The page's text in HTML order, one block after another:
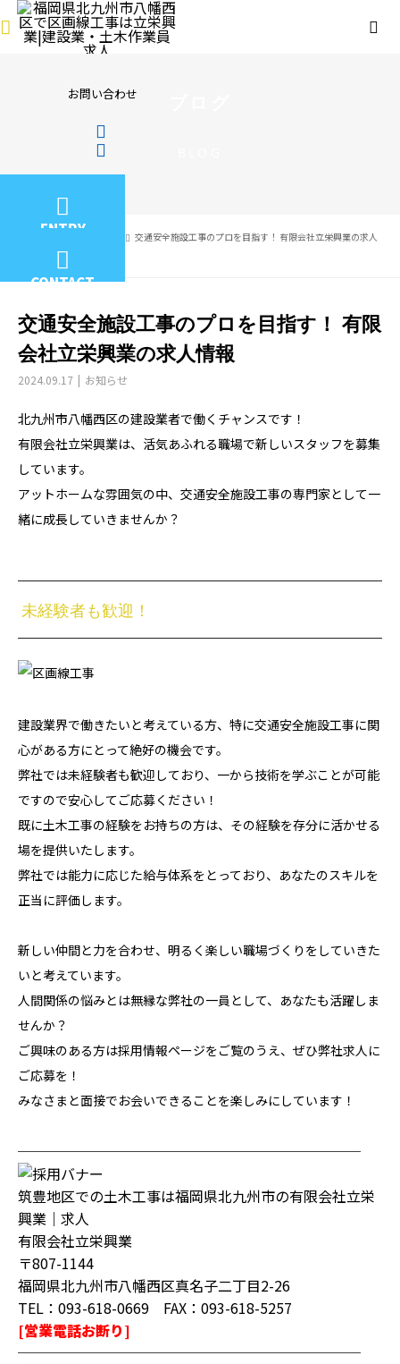
お問い合わせ
ENTRY
CONTACT
交通安全施設工事のプロを目指す！ 有限会社立栄興業の求人
交通安全施設工事のプロを目指す！ 有限
会社立栄興業の求人情報
2024.09.17 お知らせ
北九州市八幡西区の建設業者で働くチャンスです！
有限会社立栄興業は、活気あふれる職場で新しいスタッフを募集
しています。
アットホームな雰囲気の中、交通安全施設工事の専門家として一
緒に成長していきませんか？
未経験者も歓迎！
建設業界で働きたいと考えている方、特に交通安全施設工事に関
心がある方にとって絶好の機会です。
弊社では未経験者も歓迎しており、一から技術を学ぶことが可能
ですので安心してご応募ください！
既に土木工事の経験をお持ちの方は、その経験を存分に活かせる
場を提供いたします。
弊社では能力に応じた給与体系をとっており、あなたのスキルを
正当に評価します。
新しい仲間と力を合わせ、明るく楽しい職場づくりをしていきた
いと考えています。
人間関係の悩みとは無縁な弊社の一員として、あなたも活躍しま
せんか？
ご興味のある方は採用情報ページをご覧のうえ、ぜひ弊社求人に
ご応募を！
みなさまと面接でお会いできることを楽しみにしています！
────────────────────────
筑豊地区での土木工事は福岡県北九州市の有限会社立栄
興業｜求人
有限会社立栄興業
〒807-1144
福岡県北九州市八幡西区真名子二丁目2-26
TEL：093-618-0669 FAX：093-618-5257
[営業電話お断り]
────────────────────────